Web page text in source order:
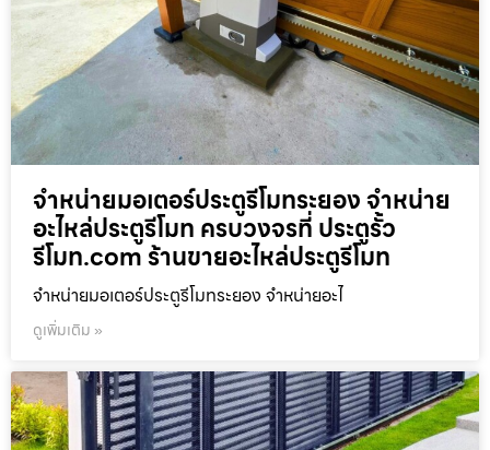
จำหน่ายมอเตอร์ประตูรีโมทระยอง จำหน่าย
อะไหล่ประตูรีโมท ครบวงจรที่ ประตูรั้ว
รีโมท.com ร้านขายอะไหล่ประตูรีโมท
จำหน่ายมอเตอร์ประตูรีโมทระยอง จำหน่ายอะไ
ดูเพิ่มเติม »